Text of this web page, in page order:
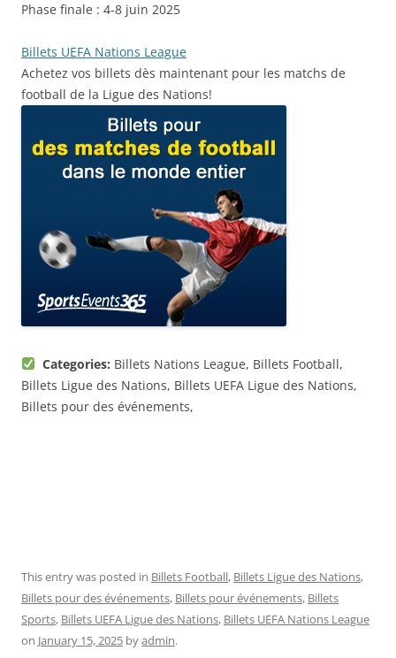
Phase finale : 4-8 juin 2025
Billets UEFA Nations League
Achetez vos billets dès maintenant pour les matchs de
football de la Ligue des Nations!
Categories: Billets Nations League, Billets Football,
Billets Ligue des Nations, Billets UEFA Ligue des Nations,
Billets pour des événements,
This entry was posted in Billets Football, Billets Ligue des Nations,
Billets pour des événements, Billets pour événements, Billets
Sports, Billets UEFA Ligue des Nations, Billets UEFA Nations League
on January 15, 2025 byadmin.